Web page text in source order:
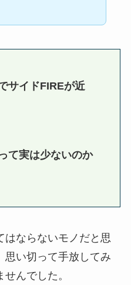
サイドFIREが近
て実は少ないのか
はならないモノだと思
思い切って手放してみ
んでした。